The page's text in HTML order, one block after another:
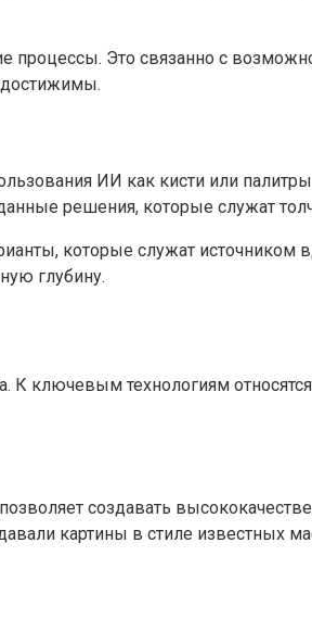
процессы. Это связанно с
ИИ как кисти или
решения, которые служат
которые служат
глубину.
К ключевым технологиям
создавать
картины в стиле известных